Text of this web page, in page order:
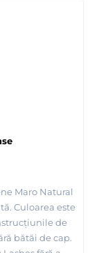
Maro Natural
Culoarea este
de
bătăi de cap.